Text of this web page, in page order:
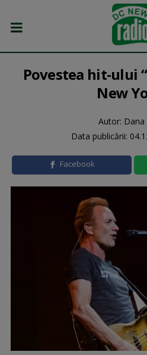
Povestea hit-ului
New
Autor: Dana
Data publicării:
Facebook